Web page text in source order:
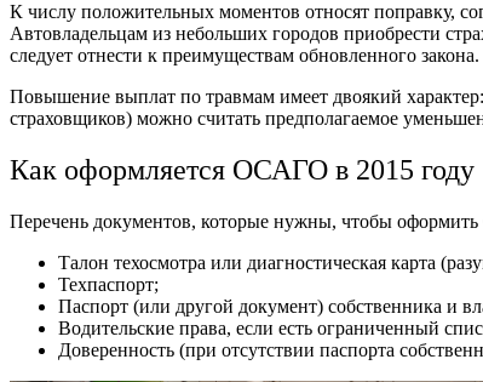
К числу положительных моментов относят поправку,
Автовладельцам из небольших городов приобрести
следует отнести к преимуществам обновленного закона.
Повышение выплат по травмам имеет двоякий
страховщиков) можно считать предполагаемое
Как оформляется ОСАГО в 2015 году
Перечень документов, которые нужны, чтобы
Талон техосмотра или диагностическая карта
Техпаспорт;
Паспорт (или другой документ) собственника и
Водительские права, если есть ограниченный
Доверенность (при отсутствии паспорта